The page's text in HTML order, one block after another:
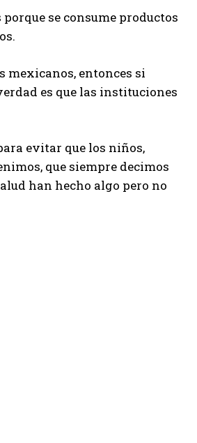
se consume productos
mexicanos, entonces si
es que las instituciones
evitar que los niños,
que siempre decimos
han hecho algo pero no